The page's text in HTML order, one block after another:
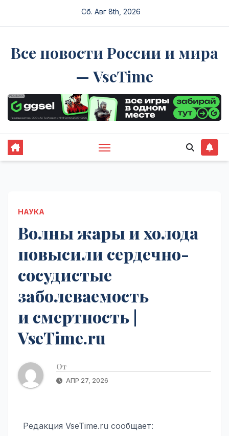
Сб. Авг 8th, 2026
Все новости России и мира
— VseTime
НАУКА
Волны жары и холода
повысили сердечно-
сосудистые
заболеваемость
и смертность |
VseTime.ru
От
АПР 27, 2026
Редакция VseTime.ru сообщает: